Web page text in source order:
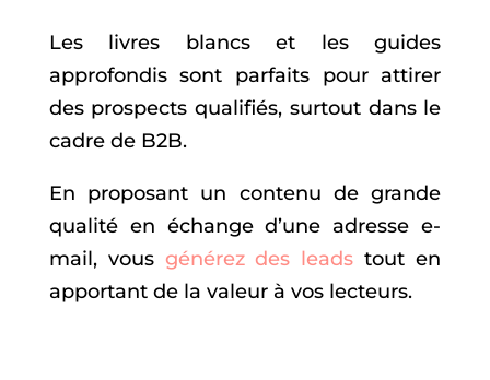
Les livres blancs et les guides
approfondis sont parfaits pour attirer
des prospects qualifiés, surtout dans le
cadre de B2B.
En proposant un contenu de grande
qualité en échange d’une adresse e-
mail, vous générez des leads tout en
apportant de la valeur à vos lecteurs.